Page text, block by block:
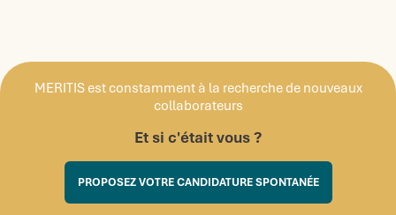
MERITIS est constamment à la recherche de nouveaux
collaborateurs
Et si c'était vous ?
PROPOSEZ VOTRE CANDIDATURE SPONTANÉE